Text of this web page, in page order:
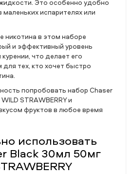
Это особенно удобно
испарителях или
никотина в этом наборе
и эффективный уровень
что делает его
тех, кто хочет быстро
попробовать набор Chaser
STRAWBERRY и
фруктов в любое время
использовать
Black 30мл 50мг